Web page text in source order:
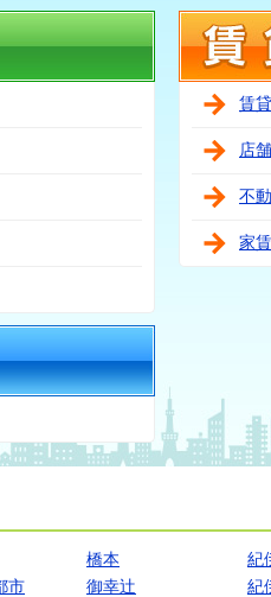
賃
店
不
家
橋本
紀
市 御幸辻 紀